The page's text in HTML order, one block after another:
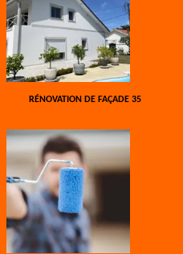
RÉNOVATION DE FAÇADE 35